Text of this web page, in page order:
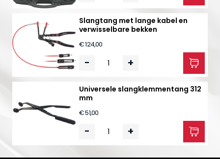
Slangtang met lange kabel en
verwisselbare bekken
€ 124,00
- +
Universele slangklemmentang 312
mm
€ 51,00
- +